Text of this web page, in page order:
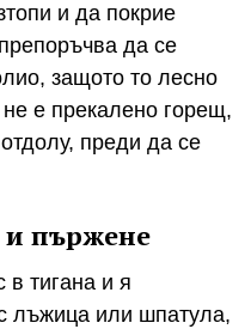
и да покрие
да се
защото то лесно
е прекалено горещ,
преди да се
пържене
в тигана и я
лъжица или шпатула,